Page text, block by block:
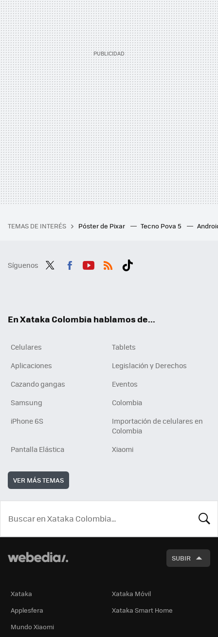
TEMAS DE INTERÉS Póster de Pixar Tecno Pova 5
Síguenos
En Xataka Colombia hablamos de...
Celulares
Tablets
Aplicaciones
Legislación y Derechos
Cazando gangas
Eventos
Samsung
Colombia
iPhone 6S
Importación de celulares en
Colombia
Pantalla Elástica
Xiaomi
VER MÁS TEMAS
SUBIR
Xataka
Xataka Móvil
Applesfera
Xataka Smart Home
Mundo Xiaomi